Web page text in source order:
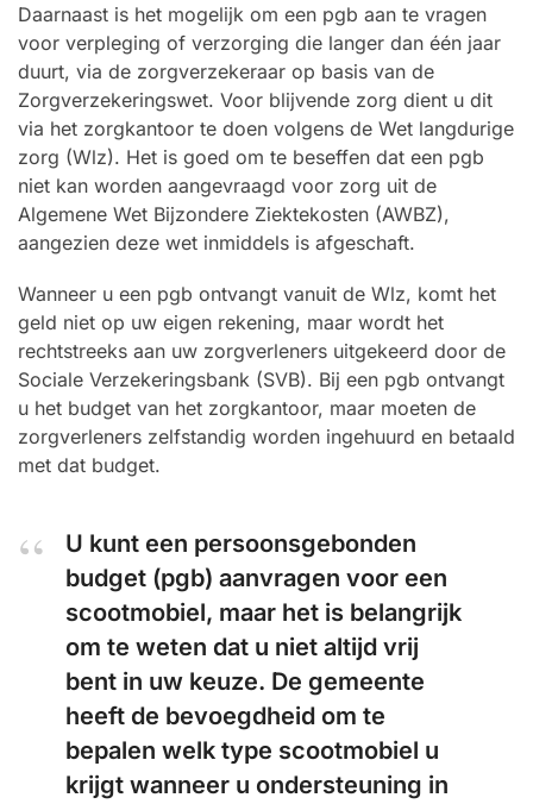
Daarnaast is het mogelijk om een pgb aan te vragen
voor verpleging of verzorging die langer dan één jaar
duurt, via de zorgverzekeraar op basis van de
Zorgverzekeringswet. Voor blijvende zorg dient u dit
via het zorgkantoor te doen volgens de Wet langdurige
zorg (Wlz). Het is goed om te beseffen dat een pgb
niet kan worden aangevraagd voor zorg uit de
Algemene Wet Bijzondere Ziektekosten (AWBZ),
aangezien deze wet inmiddels is afgeschaft.
Wanneer u een pgb ontvangt vanuit de Wlz, komt het
geld niet op uw eigen rekening, maar wordt het
rechtstreeks aan uw zorgverleners uitgekeerd door de
Sociale Verzekeringsbank (SVB). Bij een pgb ontvangt
u het budget van het zorgkantoor, maar moeten de
zorgverleners zelfstandig worden ingehuurd en betaald
met dat budget.
U kunt een persoonsgebonden
budget (pgb) aanvragen voor een
scootmobiel, maar het is belangrijk
om te weten dat u niet altijd vrij
bent in uw keuze. De gemeente
heeft de bevoegdheid om te
bepalen welk type scootmobiel u
krijgt wanneer u ondersteuning in